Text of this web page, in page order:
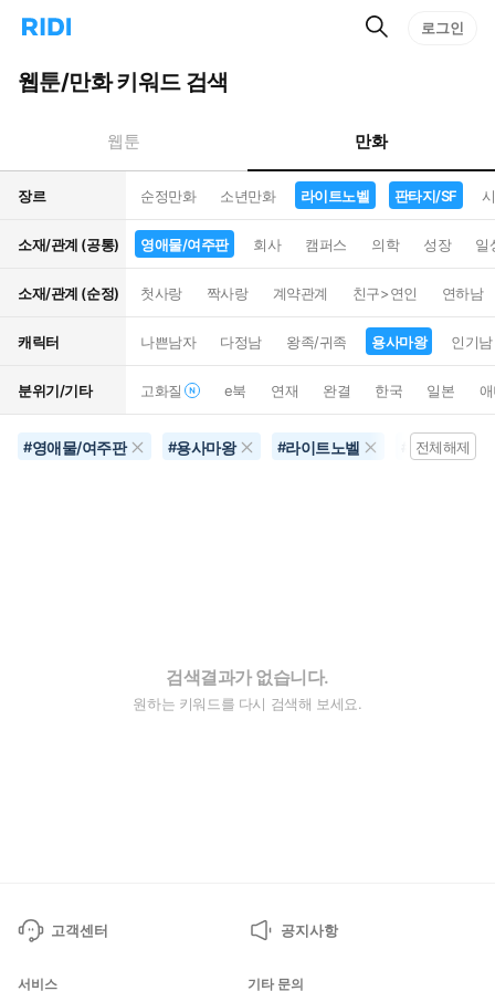
리
홈
으
턴
트
검
로그인
웹툰/만화 키워드 검색
웹툰 만화
장르 순정만화 소년만화 라이트노벨 판타지/SF
소재/관계 (공통) 영애물/여주판 회사 캠퍼스 의학 성장 일
소재/관계 (순정) 첫사랑 짝사랑 계약관계 친구>연인 연하남
캐릭터 나쁜남자 다정남 왕족/귀족 용사마왕 인기남
분위기/기타 고화질 e북 연재 완결 한국 일본
#영애물/여주판 #용사마왕 #라이트노벨 미래배경
전체해제
검색결과가 없습니다.
원하는 키워드를 다시 검색해 보세요.
고객센터 공지사항
서비스 기타 문의